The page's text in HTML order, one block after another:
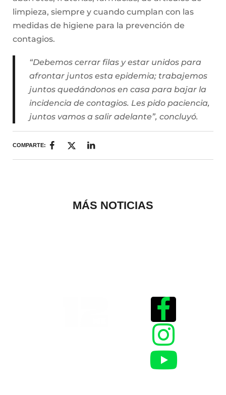
limpieza, siempre y cuando cumplan con las
medidas de higiene para la prevención de
contagios.
“Debemos cerrar filas y estar unidos para
afrontar juntos esta epidemia; trabajemos
juntos quedándonos en casa para bajar la
incidencia de contagios. Les pido paciencia,
juntos vamos a salir adelante”, concluyó.
COMPARTE:
MÁS NOTICIAS